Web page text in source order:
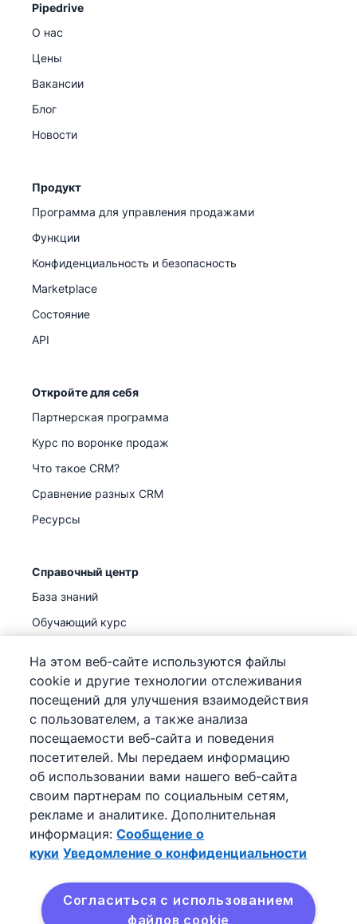
Pipedrive
О нас
Цены
Вакансии
Блог
Новости
Продукт
Программа для управления продажами
Функции
Конфиденциальность и безопасность
Marketplace
Состояние
API
Откройте для себя
Партнерская программа
Курс по воронке продаж
Что такое CRM?
Сравнение разных CRM
Ресурсы
Справочный центр
База знаний
Обучающий курс
©2026Pipedrive
Pipedrive
Условия предоставления услуг
Pipedrive
Уведомление о конфиденциальности
Карта сайта
Сообщение о куки
Настройки файлов cookie
Pipedrive – онлайн-CRM для продаж.
На этом веб-сайте используются файлы
cookie и другие технологии отслеживания
посещений для улучшения взаимодействия
с пользователем, а также анализа
посещаемости веб-сайта и поведения
посетителей. Мы передаем информацию
об использовании вами нашего веб-сайта
своим партнерам по социальным сетям,
рекламе и аналитике. Дополнительная
информация: Сообщение о
куки Уведомление о конфиденциальности
Согласиться с использованием
файлов cookie